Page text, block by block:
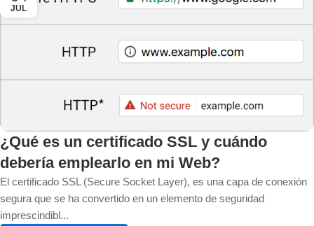
JUL
¿Qué es un certificado SSL y cuándo
debería emplearlo en mi Web?
El certificado SSL (Secure Socket Layer), es una capa de conexión
segura que se ha convertido en un elemento de seguridad
imprescindibl...